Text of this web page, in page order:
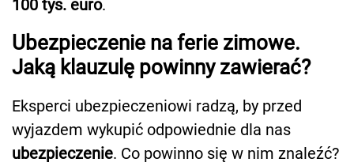
100 tys. euro.
Ubezpieczenie na ferie zimowe.
Jaką klauzulę powinny zawierać?
Eksperci ubezpieczeniowi radzą, by przed
wyjazdem wykupić odpowiednie dla nas
ubezpieczenie. Co powinno się w nim znaleźć?